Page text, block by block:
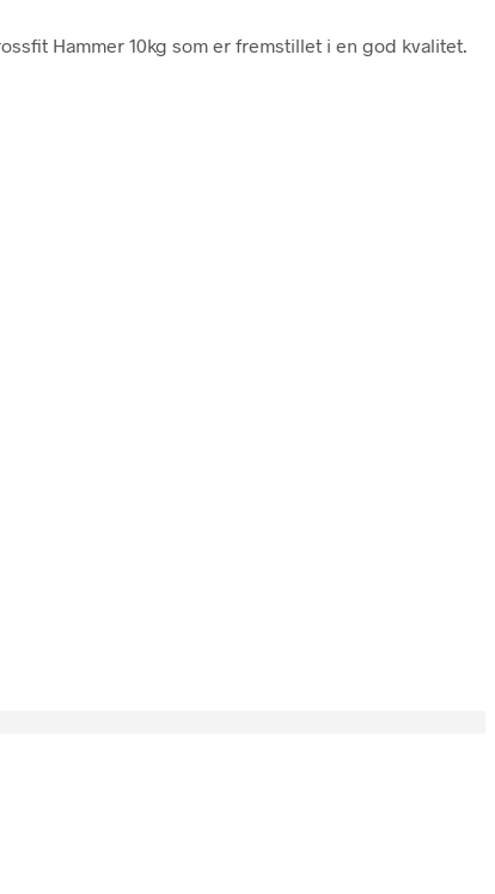
Hammer 10kg som er fremstillet i en god kvalitet.